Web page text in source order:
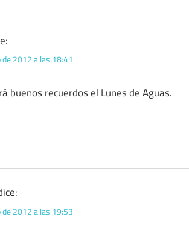
2012 a las 18:41
buenos recuerdos el Lunes de Aguas.
de 2012 a las 19:53